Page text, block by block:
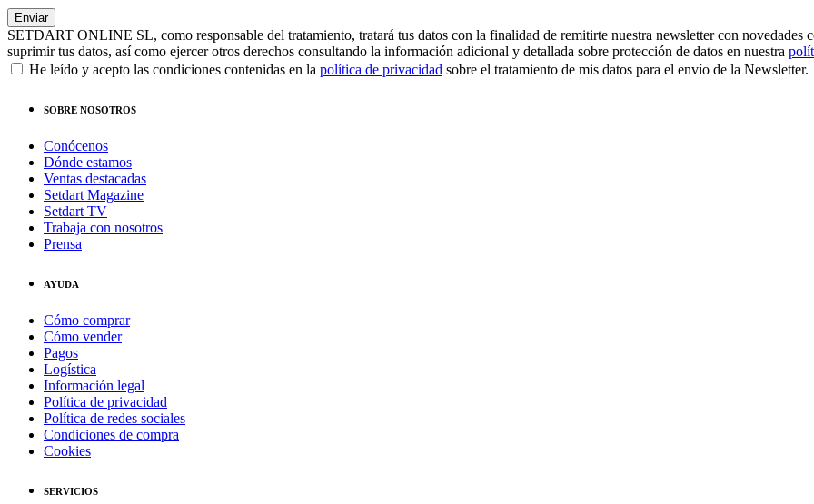
SETDART ONLINE SL, como responsable del tratamiento, tratará tus datos con la finalidad de remitirte nuestra newsletter con novedades
suprimir tus datos, así como ejercer otros derechos consultando la información adicional y detallada sobre protección de datos en nuestra
He leído y acepto las condiciones contenidas en la política de privacidad sobre el tratamiento de mis datos para el envío de la Newsletter.
SOBRE NOSOTROS
Conócenos
Dónde estamos
Ventas destacadas
Setdart Magazine
Setdart TV
Trabaja con nosotros
Prensa
AYUDA
Cómo comprar
Cómo vender
Pagos
Logística
Información legal
Política de privacidad
Política de redes sociales
Condiciones de compra
Cookies
SERVICIOS